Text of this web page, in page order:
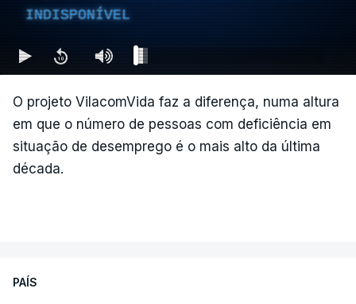
INDISPONÍVEL
O projeto VilacomVida faz a diferença, numa altura
em que o número de pessoas com deficiência em
situação de desemprego é o mais alto da última
década.
PAÍS